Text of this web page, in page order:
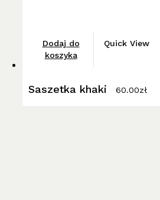
Dodaj do
koszyka
Quick View
Saszetka khaki 60.00zł